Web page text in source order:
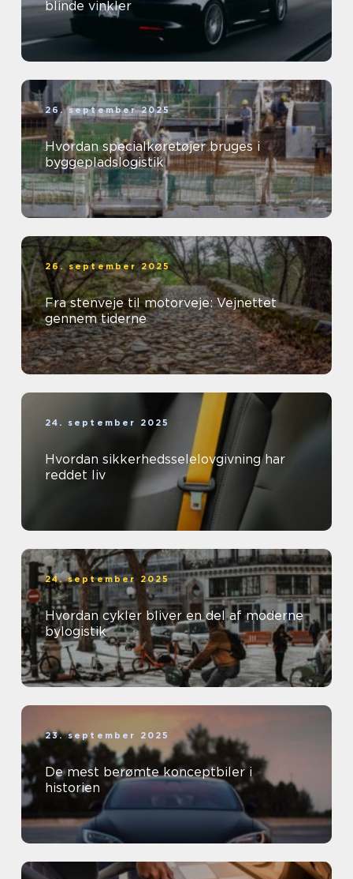
blinde vinkler
26. september 2025
Hvordan specialkøretøjer bruges i
byggepladslogistik
26. september 2025
Fra stenveje til motorveje: Vejnettet
gennem tiderne
24. september 2025
Hvordan sikkerhedsselelovgivning har
reddet liv
24. september 2025
Hvordan cykler bliver en del af moderne
bylogistik
23. september 2025
De mest berømte konceptbiler i
historien